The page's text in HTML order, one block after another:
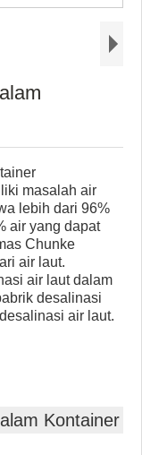
masalah air
lebih dari 96%
air yang dapat
Chunke
air laut.
air laut dalam
desalinasi
air laut.
Kontainer